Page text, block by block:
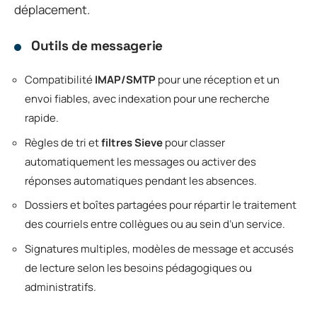
déplacement.
Outils de messagerie
CompatibilitéIMAP/SMTP pour une réception et un
envoi fiables, avec indexation pour une recherche
rapide.
Règles de tri etfiltres Sievepour classer
automatiquement les messages ou activer des
réponses automatiques pendant les absences.
Dossiers et boîtes partagées pour répartir le traitement
des courriels entre collègues ou au sein d’un service.
Signatures multiples, modèles de message et accusés
de lecture selon les besoins pédagogiques ou
administratifs.